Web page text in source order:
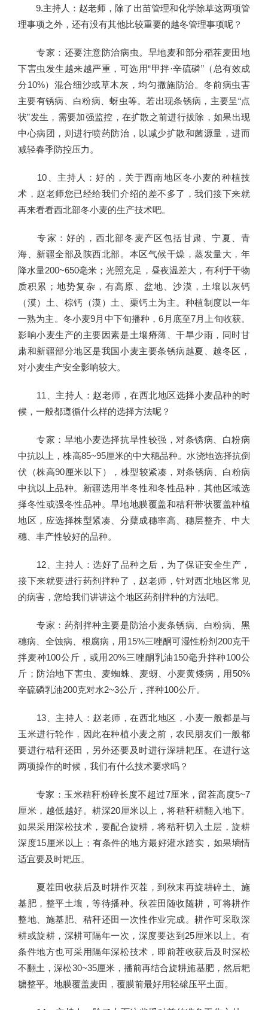
9.主持人：赵老师，除了出苗管理和化学除草这两项管
理事项之外，还有没有其他比较重要的越冬管理事项呢？
专家：还要注意防治病虫。旱地麦和部分稻茬麦田地
下害虫发生越来越严重，可选用“甲拌·辛硫磷”（总有效成
分10%）混合细沙或草木灰，均匀撒施防治。冬前病虫害
主要有锈病、白粉病、蚜虫等。若出现条锈病，主要呈“点
状”发生，需要加强监控，在扩散之前进行拔除，如果出现
中心病团，则进行喷药防治，以减少扩散和菌源量，进而
减轻春季防控压力。
10、主持人：好的，关于西南地区冬小麦的种植技
术，赵老师您已经给我们介绍的差不多了，我们接下来就
再来看看西北部冬小麦的生产技术吧。
专家：好的，西北部冬麦产区包括甘肃、宁夏、青
海、新疆全部及陕西北部。本区气候干燥，蒸发量大，年
降水量200~650毫米；光照充足，昼夜温差大，有利于干物
质积累；地势复杂，有高原、盆地、沙漠，土壤以灰钙
（漠）土、棕钙（漠）土、栗钙土为主。种植制度以一年
一熟为主。冬小麦9月中下旬播种，6月底至7月上旬收获。
影响小麦生产的主要因素是土壤瘠薄、干旱少雨，同时甘
肃和新疆部分地区是我国小麦主要条锈病越夏、越冬区，
对小麦生产安全影响较大。
11、主持人：赵老师，在西北地区选择小麦品种的时
候，一般都遵循什么样的选择方法呢？
专家：旱地小麦选择抗旱性较强，对条锈病、白粉病
中抗以上，株高85~95厘米的中大穗品种。水浇地选择抗倒
伏（株高90厘米以下），株型较紧凑，对条锈病、白粉病
中抗以上品种。新疆选用半冬性和冬性品种，其他区域选
择冬性或强冬性品种。旱地地膜覆盖和秸秆带状覆盖种植
地区，应选择株型紧凑、分蘖成穗率高、穗层整齐、中大
穗、丰产性较好的品种。
12、主持人：选好了品种之后，为了保证安全生产，
接下来就要进行药剂拌种了，赵老师，针对西北地区常见
的病害，您给我们讲讲这个地区药剂拌种的方法吧。
专家：药剂拌种主要是防治小麦条锈病、白粉病、黑
穗病、全蚀病、根腐病，用15%三唑酮可湿性粉剂200克干
拌麦种100公斤，或用20%三唑酮乳油150毫升拌种100公
斤；防治地下害虫、麦蜘蛛、麦蚜、小麦黄矮病，用50%
辛硫磷乳油200克对水2~3公斤，拌种100公斤。
13、主持人：赵老师，在西北地区，小麦一般都是与
玉米进行轮作，因此在种植小麦之前，农民朋友们一般都
要进行秸秆还田，另外还要及时进行深耕耙压。在进行这
两项操作的时候，我们有什么技术要求吗？
专家：玉米秸秆粉碎长度不超过7厘米，留茬高度5~7
厘米，越低越好。耕深20厘米以上，将秸秆耕翻入地下。
如果采用深松技术，要配合旋耕，将秸秆切入土层，旋耕
深度15厘米以上；有条件的地方最好灌水踏实，如果墒情
适宜要及时耙压。
夏茬田收获后及时耕作灭茬，到秋末再旋耕碎土、施
基肥，整平土壤，等待播种。秋茬田随收随耕，可将耕作
整地、施基肥、秸秆还田一次性作业完成。耕作可采取深
耕或旋耕，深耕可隔年一次，深度要达到25厘米以上。有
条件地方也可采用隔年深松技术，即前茬收获后及时深松
不翻土，深松30~35厘米，播前再结合旋耕施基肥，然后耙
耱整平。地膜覆盖麦田，覆膜前最好用轻磙压平土面。